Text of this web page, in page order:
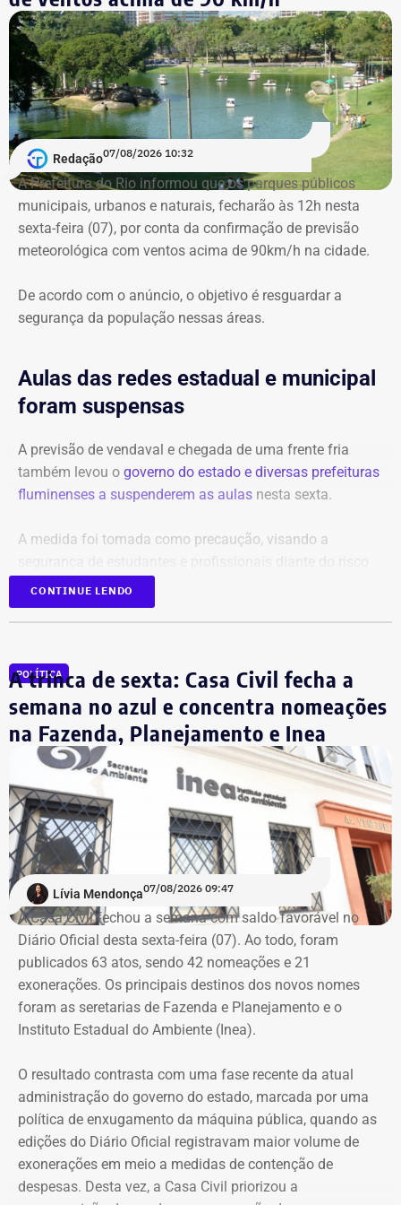
Nas eleições de 2026, concorre novamente a uma vaga
na Assembleia Legislativa (Alerj) pelo PSD.
O despacho é assinado pelo juiz de direito Carlos
Eduardo Carvalho de Figueredo, o mesmo que manteve a
punição disciplinar de 15 dias de detenção administrativa
contra o oficial em decorrência do Processo
Administrativo Disciplinar (PAD) por denúncias de
assédio sexual e moral contra bombeiras subordinadas.
Redação07/08/2026 10:32
A Prefeitura do Rio informou que os parques públicos
municipais, urbanos e naturais, fecharão às 12h nesta
sexta-feira (07), por conta da confirmação de previsão
meteorológica com ventos acima de 90km/h na cidade.
De acordo com o anúncio, o objetivo é resguardar a
segurança da população nessas áreas.
Aulas das redes estadual e municipal
foram suspensas
A previsão de vendaval e chegada de uma frente fria
também levou o governo do estado e diversas prefeituras
fluminenses a suspenderem as aulas nesta sexta.
A medida foi tomada como precaução, visando a
de rajadas que podem ultrapassar os 90 km/h em
diversas regiões.
orientou a população a acompanhar os alertas da Defesa
A prefeitura do Rio também anunciou a medida de
suspender as aulas na rede pública municipal. A cidade
entrou em Estágio 2 às 19h05 de quinta-feira (06).
Inmet emite alertas para todo o
estado do Rio
O Instituto Nacional de Meteorologia (Inmet) emitiu
avisos de vendaval para o estado do Rio entre quinta-
feira (06) e sábado (08).
Durante o período, o estado está sob aviso amarelo, de
perigo potencial, com previsão de ventos entre 40 km/h e
Já para esta sexta, o Inmet emitiu um aviso laranja para
ventos costeiros em áreas do litoral fluminense, incluindo
as regiões das Baixadas Litorâneas e do Norte
Fluminense.
CONTINUE LENDO
POLÍTICA
A trinca de sexta: Casa Civil fecha a
semana no azul e concentra nomeações
na Fazenda, Planejamento e Inea
Lívia Mendonça07/08/2026 09:47
A Casa Civil fechou a semana com saldo favorável no
Diário Oficial desta sexta-feira (07). Ao todo, foram
publicados 63 atos, sendo 42 nomeações e 21
exonerações. Os principais destinos dos novos nomes
foram as seretarias de Fazenda e Planejamento e o
Instituto Estadual do Ambiente (Inea).
O resultado contrasta com uma fase recente da atual
administração do governo do estado, marcada por uma
política de enxugamento da máquina pública, quando as
edições do Diário Oficial registravam maior volume de
exonerações em meio a medidas de contenção de
despesas. Desta vez, a Casa Civil priorizou a